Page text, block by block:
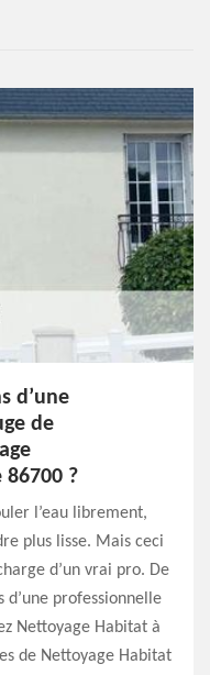
d’une
de
?
l’eau librement,
plus lisse. Mais ceci
d’un vrai pro. De
professionnelle
Nettoyage Habitat à
de Nettoyage Habitat